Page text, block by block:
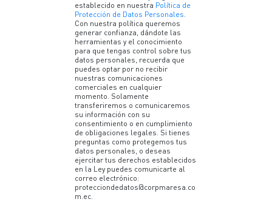
establecido en nuestra Política de
Protección de Datos Personales.
Con nuestra política queremos
generar confianza, dándote las
herramientas y el conocimiento
para que tengas control sobre tus
datos personales, recuerda que
puedes optar por no recibir
nuestras comunicaciones
comerciales en cualquier
momento. Solamente
transferiremos o comunicaremos
su información con su
consentimiento o en cumplimiento
de obligaciones legales. Si tienes
preguntas como protegemos tus
datos personales, o deseas
ejercitar tus derechos establecidos
en la Ley puedes comunicarte al
correo electrónico:
protecciondedatos@corpmaresa.co
m.ec.